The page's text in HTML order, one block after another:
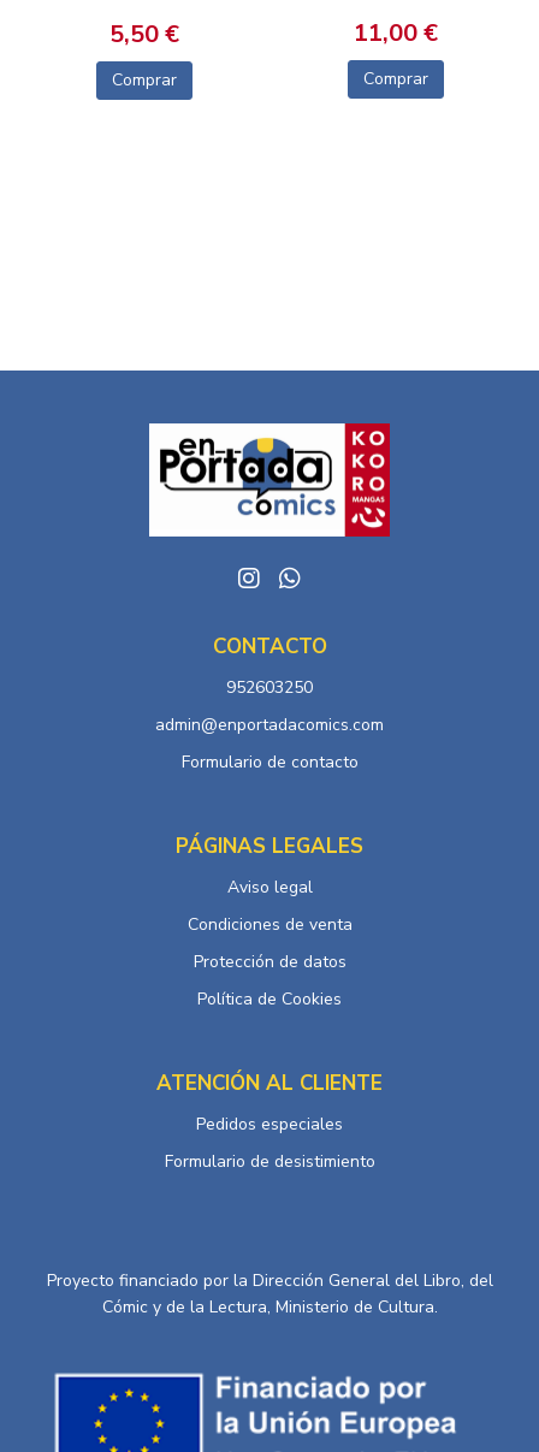
5,50 €
Comprar
11,00 €
Comprar
CONTACTO
952603250
admin@enportadacomics.com
Formulario de contacto
PÁGINAS LEGALES
Aviso legal
Condiciones de venta
Protección de datos
Política de Cookies
ATENCIÓN AL CLIENTE
Pedidos especiales
Formulario de desistimiento
Proyecto financiado por la Dirección General del Libro, del
Cómic y de la Lectura, Ministerio de Cultura.